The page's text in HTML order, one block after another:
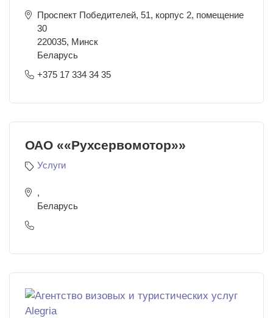
Проспект Победителей, 51, корпус 2, помещение
30
220035, Минск
Беларусь
+375 17 334 34 35
ОАО ««Рухсервомотор»»
Услуги
,
Беларусь